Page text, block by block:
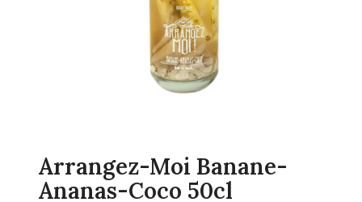
Arrangez-Moi Banane-
Ananas-Coco 50cl